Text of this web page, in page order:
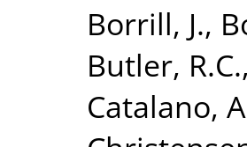
Borrill, J.,
Butler, R.C.,
Catalano,